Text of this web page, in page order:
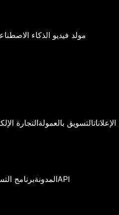
مولد فيديو الذكاء
الإعلاناتالتسويق بالعمولةالتجارة
المدونةبرنامج API